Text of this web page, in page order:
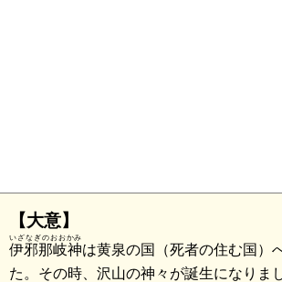
【大意】
伊邪那岐神
いざなぎのおおかみ
は黄泉の国（死者の住む国）
た。その時、沢山の神々が誕生になりま